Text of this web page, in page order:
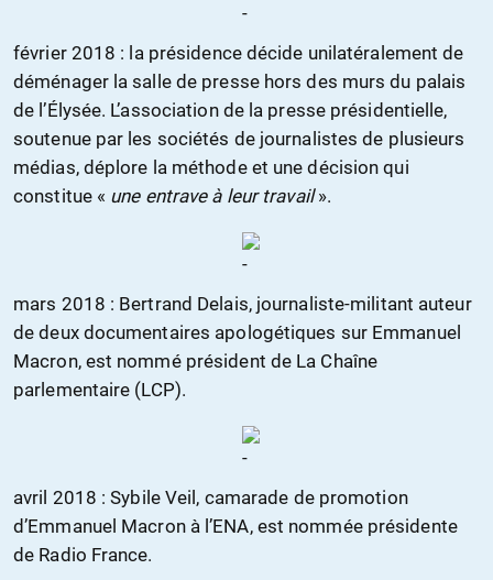
février 2018 : la présidence décide unilatéralement de
déménager la salle de presse hors des murs du palais
de l’Élysée. L’association de la presse présidentielle,
soutenue par les sociétés de journalistes de plusieurs
médias, déplore la méthode et une décision qui
constitue « une entrave à leur travail».
mars 2018 : Bertrand Delais, journaliste-militant auteur
de deux documentaires apologétiques sur Emmanuel
Macron, est nommé président de La Chaîne
parlementaire (LCP).
avril 2018 : Sybile Veil, camarade de promotion
d’Emmanuel Macron à l’ENA, est nommée présidente
de Radio France.